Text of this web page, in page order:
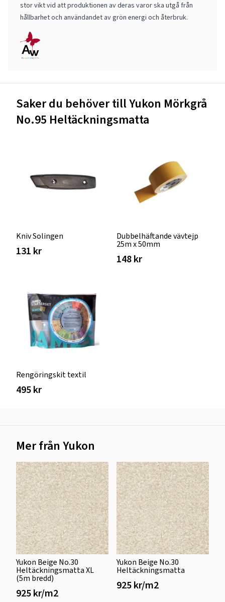
stor vikt vid att produktionen av deras varor ska utgå från
hållbarhet och användandet av grön energi och återbruk.
Saker du behöver till Yukon Mörkgrå
No.95 Heltäckningsmatta
Kniv Solingen
131 kr
Dubbelhäftande vävtejp
25m x 50mm
148 kr
Rengöringskit textil
495 kr
Mer från Yukon
Yukon Beige No.30
Heltäckningsmatta XL
(5m bredd)
925 kr/m2
Yukon Beige No.30
Heltäckningsmatta
925 kr/m2